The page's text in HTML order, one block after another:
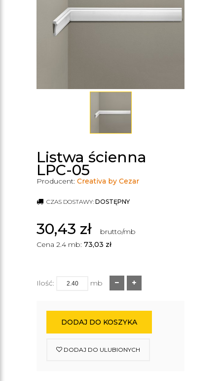
Listwa ścienna
LPC-05
Producent: Creativa by Cezar
CZAS DOSTAWY: DOSTĘPNY
30,43 zł
brutto/mb
Cena 2.4 mb: 73,03 zł
Ilość: mb
DODAJ DO KOSZYKA
DODAJ DO ULUBIONYCH